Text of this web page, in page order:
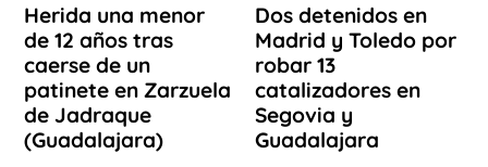
Herida una menor
de 12 años tras
caerse de un
patinete en Zarzuela
de Jadraque
(Guadalajara)
Dos detenidos en
Madrid y Toledo por
robar 13
catalizadores en
Segovia y
Guadalajara